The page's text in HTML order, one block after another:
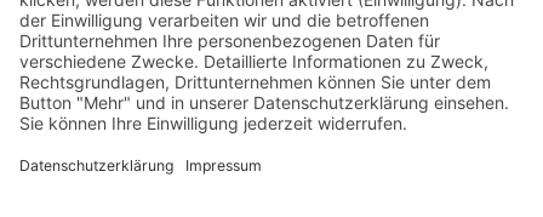
Vereinsspielplan
Der SV Fortuna
Chronik
Sportanlage
Mitgliedschaft